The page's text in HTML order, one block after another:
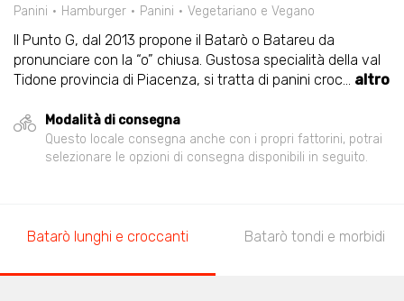
Panini Hamburger Panini Vegetariano e Vegano
Il Punto G, dal 2013 propone il Batarò o Batareu da
pronunciare con la “o” chiusa. Gustosa specialità della val
Tidone provincia di Piacenza, si tratta di panini croc... altro
Modalità di consegna
Questo locale consegna anche con i propri fattorini, potrai
selezionare le opzioni di consegna disponibili in seguito.
Batarò lunghi e croccanti Batarò tondi e morbidi